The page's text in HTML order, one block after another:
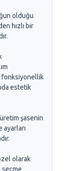
olduğu
hızlı bir
fonksiyonellik
estetik
şasenin
ayarları
olarak
seçme